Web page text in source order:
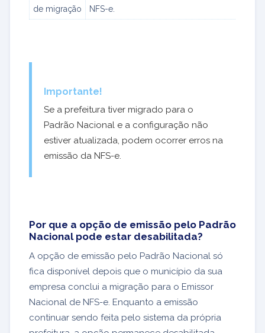
de migração
NFS-e.
Importante!
Se a prefeitura tiver migrado para o
Padrão Nacional e a configuração não
estiver atualizada, podem ocorrer erros na
emissão da NFS-e.
Por que a opção de emissão pelo Padrão
Nacional pode estar desabilitada?
A opção de emissão pelo Padrão Nacional só
fica disponível depois que o município da sua
empresa conclui a migração para o Emissor
Nacional de NFS-e. Enquanto a emissão
continuar sendo feita pelo sistema da própria